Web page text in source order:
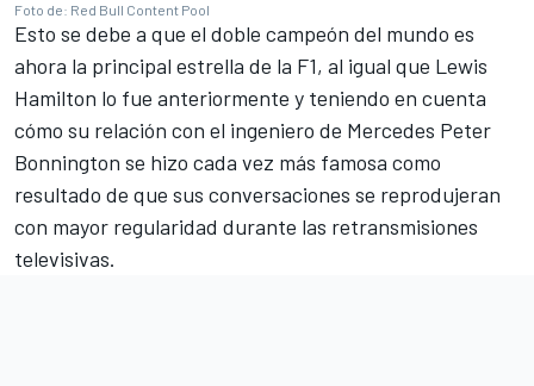
Foto de: Red Bull Content Pool
Esto se debe a que el doble campeón del mundo es
ahora la principal estrella de la F1, al igual que Lewis
Hamilton lo fue anteriormente y teniendo en cuenta
cómo su relación con el ingeniero de Mercedes Peter
Bonnington se hizo cada vez más famosa como
resultado de que sus conversaciones se reprodujeran
con mayor regularidad durante las retransmisiones
televisivas.